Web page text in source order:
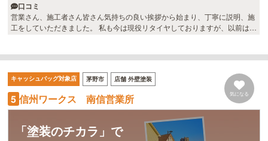
口コミ
営業さん、施工者さん皆さん気持ちの良い挨拶から始まり、丁寧に説明、施
工をしていただきました。 私も今は現役リタイヤしておりますが、以前は建
と丁寧に対応していただきました。。🤗 サンテクさんにお願いして良かった
です。
キャッシュバッグ対象店 茅野市 店舗 外壁塗装
5 信州ワークス 南信営業所 気になる
「塗装のチカラ」で